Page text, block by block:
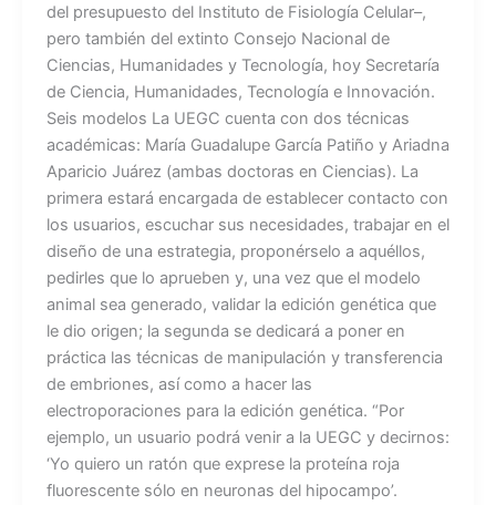
del presupuesto del Instituto de Fisiología Celular–,
pero también del extinto Consejo Nacional de
Ciencias, Humanidades y Tecnología, hoy Secretaría
de Ciencia, Humanidades, Tecnología e Innovación.
Seis modelos La UEGC cuenta con dos técnicas
académicas: María Guadalupe García Patiño y Ariadna
Aparicio Juárez (ambas doctoras en Ciencias). La
primera estará encargada de establecer contacto con
los usuarios, escuchar sus necesidades, trabajar en el
diseño de una estrategia, proponérselo a aquéllos,
pedirles que lo aprueben y, una vez que el modelo
animal sea generado, validar la edición genética que
le dio origen; la segunda se dedicará a poner en
práctica las técnicas de manipulación y transferencia
de embriones, así como a hacer las
electroporaciones para la edición genética. “Por
ejemplo, un usuario podrá venir a la UEGC y decirnos:
‘Yo quiero un ratón que exprese la proteína roja
fluorescente sólo en neuronas del hipocampo’.